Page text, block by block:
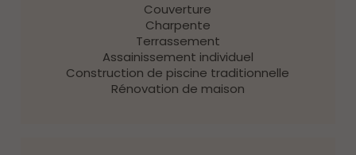
Couverture
Charpente
Terrassement
Assainissement individuel
Construction de piscine traditionnelle
Rénovation de maison